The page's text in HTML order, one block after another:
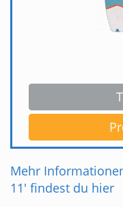
Mehr
11' findest du hier